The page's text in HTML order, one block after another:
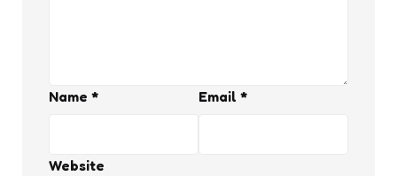
Name * Email *
Website